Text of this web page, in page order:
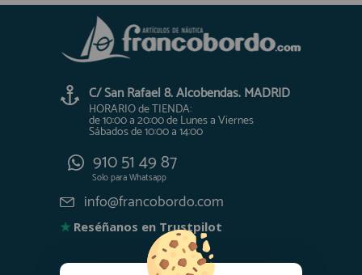
C/ San Rafael 8. Alcobendas. MADRID
HORARIO de TIENDA:
de 10:00 a 20:00 de Lunes a Viernes
Sábados de 10:00 a 14:00
910 51 49 87
Solo paraWhatsapp
info@francobordo.com
★ Reséñanos en Trustpilot